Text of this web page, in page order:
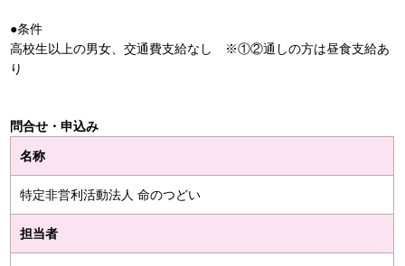
●条件
高校生以上の男女、交通費支給なし ※①②通しの方は昼食支給あ
り
問合せ・申込み
名称
特定非営利活動法人 命のつどい
担当者